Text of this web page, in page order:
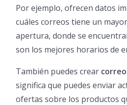
Por ejemplo, ofrecen datos
cuáles correos tiene un
apertura, donde se
son los mejores horarios de
También puedes crear
significa que puedes enviar
ofertas sobre los productos